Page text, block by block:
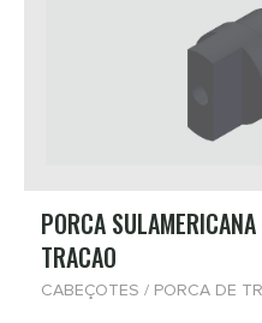
PORCA
TRACAO
CABEÇOTES / PORCA DE